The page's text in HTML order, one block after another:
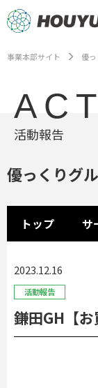
事業本部サイト 優
活動報告
優っくりグ
トップ サ
2023.12.16
活動報告
鎌田GH【